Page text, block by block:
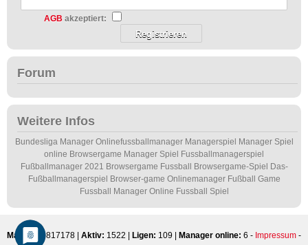
AGB akzeptiert:
Forum
Weitere Infos
Bundesliga Manager Onlinefussballmanager Managerspiel
Manager Spiel
online Browsergame Manager Spiel
Fussballmanagerspiel
Fußballmanager 2021 Browsergame Fussball Browsergame-Spiel
Das-
Fußballmanagerspiel
Browser-game Onlinemanager Fußball Game
Fussball Manager Online Fussball Spiel
Manager: 817178 | Aktiv: 1522 | Ligen: 109 | Manager online: 6 - Impressum -